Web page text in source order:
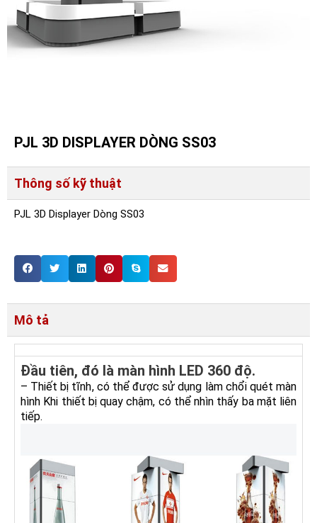
PJL 3D DISPLAYER DÒNG SS03
Thông số kỹ thuật
PJL 3D Displayer Dòng SS03
Mô tả
Đầu tiên, đó là màn hình LED 360 độ.
– Thiết bị tĩnh, có thể được sử dụng làm chổi quét màn
hình Khi thiết bị quay chậm, có thể nhìn thấy ba mặt liên
tiếp.